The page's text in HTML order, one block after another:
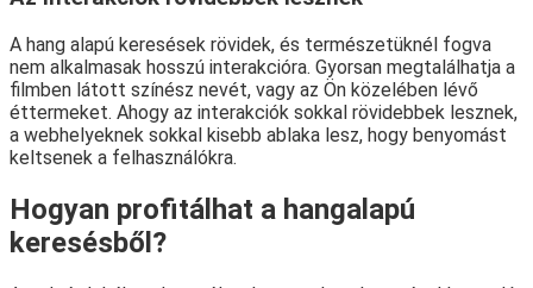
A hang alapú keresések rövidek, és természetüknél fogva
nem alkalmasak hosszú interakcióra. Gyorsan megtalálhatja a
filmben látott színész nevét, vagy az Ön közelében lévő
éttermeket. Ahogy az interakciók sokkal rövidebbek lesznek,
a webhelyeknek sokkal kisebb ablaka lesz, hogy benyomást
keltsenek a felhasználókra.
Hogyan profitálhat a hangalapú
keresésből?